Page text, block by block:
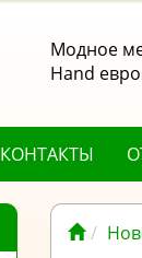
Модное
Hand
КОНТАКТЫ